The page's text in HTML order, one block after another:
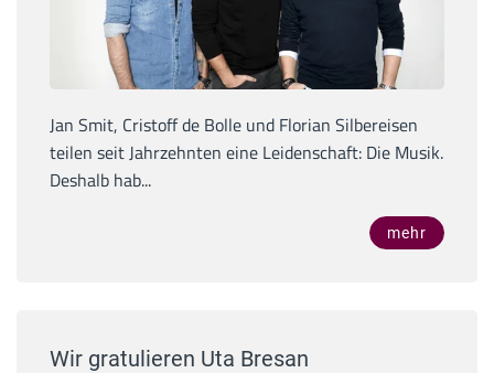
Jan Smit, Cristoff de Bolle und Florian Silbereisen
teilen seit Jahrzehnten eine Leidenschaft: Die Musik.
Deshalb hab...
mehr
Wir gratulieren Uta Bresan